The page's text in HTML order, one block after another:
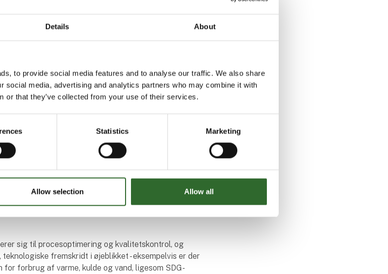
Details About
to provide social media features and to analyse our traffic. We also share
social media, advertising and analytics partners who may combine it with
or that they’ve collected from your use of their services.
Statistics Marketing
Allow selection Allow all
der beskæftiger sig med henholdsvis
På rundvisningerne kan brygmestre, teknikere,
kvalitetschefer få en bryggeri-skræddersyet
udstillerne, eksperter, forskere og andre
uafhængig bryggerikonsulent i Kristiansen
særdeles meningsfuldt med FoodTechs fokus på
nye aktører inden for eksempelvis måleudstyr og
og som derfor kan levere konkret
og sætter nogle flere ord på, hvad der er i vente
sig til procesoptimering og kvalitetskontrol, og
fremskridt i øjeblikket - eksempelvis er der
for forbrug af varme, kulde og vand, ligesom SDG-